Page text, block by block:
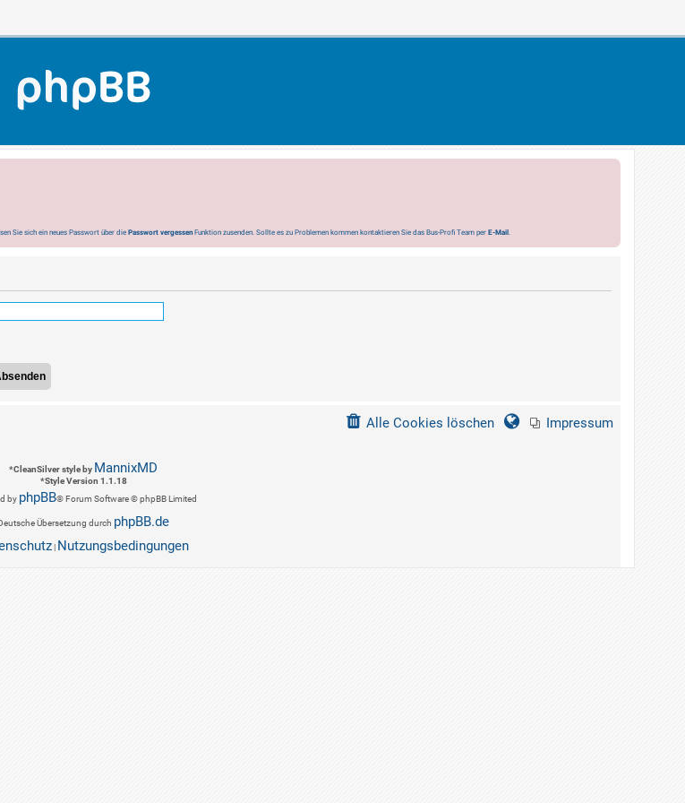
Sie sich ein neues Passwort über diePasswort vergessen Funktion zusenden. Sollte es zu Problemen kommen kontaktieren Sie das Bus-Profi Team per E-Mail.
Impressum
Alle Cookies löschen
*CleanSilver style by MannixMD
*Style Version 1.1.18
by phpBB® Forum Software © phpBB Limited
Übersetzung durch phpBB.de
Nutzungsbedingungen